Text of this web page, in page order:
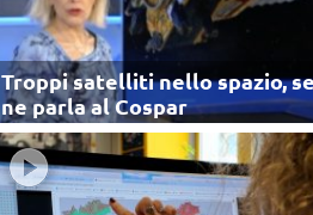
Troppi satelliti nello spazio,
ne parla al Cospar